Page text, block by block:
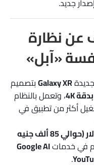
جديد.
نظارة
«آبل»
Galaxy XRبتصميم
، وتعمل بالنظام
أكثر من تطبيق في
1800 دولار (حوالي 85 ألف جنيه
في خدماتGoogle AI
.